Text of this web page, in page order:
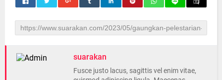
suarakan
Fusce justo lacus, sagittis vel enim vitae,